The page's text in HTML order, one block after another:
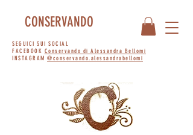
CONSERVANDO
SEGUICI SUI SOCIAL
FACEBOOK Conservando di Alessandra Bellomi
INSTAGRAM @conservando.alessandrabellomi